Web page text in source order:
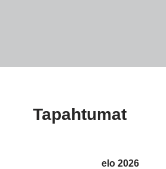
Tapahtumat
elo 2026